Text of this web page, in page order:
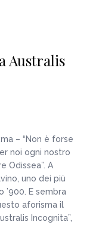
Australis
– “Non è forse
noi ogni nostro
Odissea”. A
uno dei più
’900. E sembra
aforisma il
Incognita”,